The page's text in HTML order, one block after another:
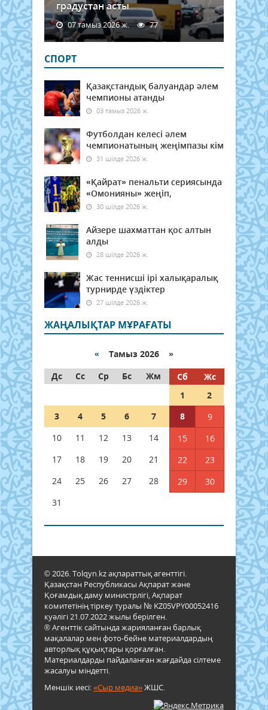
градустан асты
07 тамыз 2026 ж. 77
СПОРТ
Қазақстандық балуандар әлем
чемпионы атанды
03 тамыз 2026 ж.
Футболдан келесі әлем
чемпионатының жеңімпазы кім
31 шілде 2026 ж.
«Қайрат» пенальти сериясында
«Омонияны» жеңіп,
30 шілде 2026 ж.
Айзере шахматтан қос алтын
алды
28 шілде 2026 ж.
Жас теннисші ірі халықаралық
турнирде үздіктер
27 шілде 2026 ж.
ЖАҢАЛЫҚТАР МҰРАҒАТЫ
« Тамыз 2026 »
Дс
Сс Ср Бс Жм Сб
Жс
1
2
3
4 5 6 7 8
9
10
11 12 13 14 15
16
17
18 19 20 21 22
23
24
25 26 27 28 29
30
31
© 2026. Tolqyn.kz ақпараттық агенттігі.
Қазақстан Республикасы Ақпарат және
Қоғамдық даму министрлігі, Ақпарат
комитетінің тіркеу туралы № KZ05VPY00052416
куәлігі 21.07.2022 жылы берілген.
® Агенттік сайтында жарияланған барлық
мақалалар мен фото-бейне материалдардың
авторлық құқықтары қорғалған.
Материалдарды пайдаланған жағдайда сілтеме
жасалуы міндетті.
Меншік иесі:«Сыр медиа»ЖШС.